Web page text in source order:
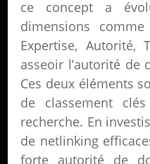
ce concept a
dimensions
Expertise, Autorité,
asseoir l’autorité de
Ces deux éléments
de classement
recherche. En
de netlinking
forte autorité de